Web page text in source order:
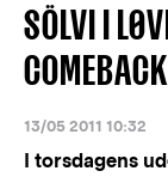
SÖLVI I
13/05 2011 10:32
I torsdagens